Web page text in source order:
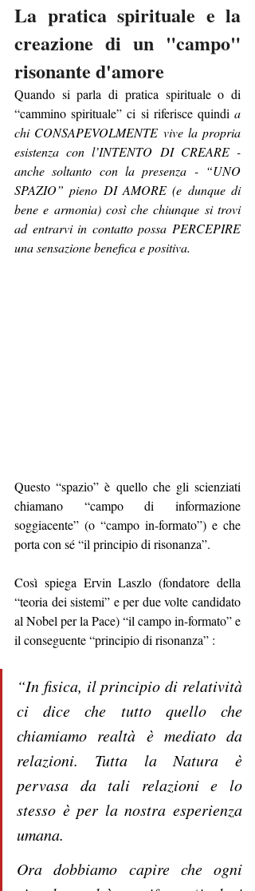
La pratica spirituale e la
creazione di un "campo"
risonante d'amore
Quando si parla di pratica spirituale o di
“cammino spirituale” ci si riferisce quindi a
chi CONSAPEVOLMENTE vive la propria
esistenza con l’INTENTO DI CREARE -
anche soltanto con la presenza - “UNO
SPAZIO” pieno DI AMORE (e dunque di
bene e armonia) così che chiunque si trovi
ad entrarvi in contatto possa PERCEPIRE
una sensazione benefica e positiva.
Questo “spazio” è quello che gli scienziati
chiamano “campo di informazione
soggiacente” (o “campo in-formato”) e che
porta con sé “il principio di risonanza”.
Così spiega Ervin Laszlo (fondatore della
“teoria dei sistemi” e per due volte candidato
al Nobel per la Pace) “il campo in-formato” e
il conseguente “principio di risonanza” :
“In fisica, il principio di relatività
ci dice che tutto quello che
chiamiamo realtà è mediato da
relazioni. Tutta la Natura è
pervasa da tali relazioni e lo
stesso è per la nostra esperienza
umana.
Ora dobbiamo capire che ogni